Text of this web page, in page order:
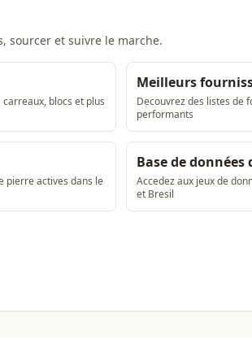
sourcer et suivre le marche.
carreaux, blocs et plus
Meilleurs
Decouvrez des listes de
performants
pierre actives dans le
Base de données
Accedez aux jeux de
et Bresil